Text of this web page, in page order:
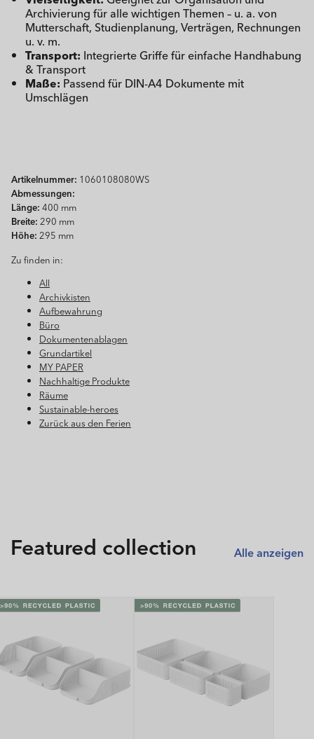
Archivierung für alle wichtigen Themen – u. a. von
Mutterschaft, Studienplanung, Verträgen, Rechnungen
u. v. m.
Transport: Integrierte Griffe für einfache Handhabung
& Transport
Maße: Passend für DIN-A4 Dokumente mit
Umschlägen
Artikelnummer: 1060108080WS
Abmessungen:
Länge: 400 mm
Breite: 290 mm
Höhe: 295 mm
Zu finden in:
All
Archivkisten
Aufbewahrung
Büro
Dokumentenablagen
Grundartikel
MY PAPER
Nachhaltige Produkte
Räume
Sustainable-heroes
Zurück aus den Ferien
Featured collection Alle anzeigen